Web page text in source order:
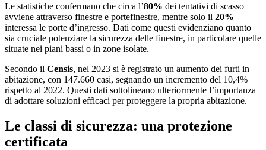
Le statistiche confermano che circa l’80% dei tentativi di scasso
avviene attraverso finestre e portefinestre, mentre solo il 20%
interessa le porte d’ingresso. Dati come questi evidenziano quanto
sia cruciale potenziare la sicurezza delle finestre, in particolare quelle
situate nei piani bassi o in zone isolate.
Secondo il Censis, nel 2023 si è registrato un aumento dei furti in
abitazione, con 147.660 casi, segnando un incremento del 10,4%
rispetto al 2022. Questi dati sottolineano ulteriormente l’importanza
di adottare soluzioni efficaci per proteggere la propria abitazione.
Le classi di sicurezza: una protezione
certificata